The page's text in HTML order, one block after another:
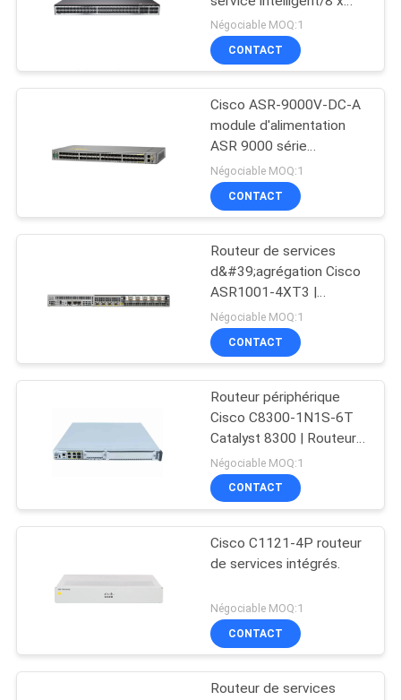
DU
SITE
POLITIQUE
CONFIDENTIALITÉ
Commutateur
d'Ethernet de Cisco
1583
Commutateurs de
réseau de Huawei
Points finaux de
vidéoconférence
100GE QSFP28
Négociable MOQ:1
CONTACT
Cisco ASR-9000V-DC-A
module d'alimentation
ASR 9000 série
alimentation en courant
continu
Négociable MOQ:1
CONTACT
Routeur de services
d&#39;agrégation Cisco
ASR1001-4XT3 |
Routeur de périphérie
d&#39;entreprise 4 x
10GE SFP+
Négociable MOQ:1
CONTACT
Routeur périphérique
Cisco C8300-1N1S-6T
Catalyst 8300 | Routeur
SD-WAN
d&#39;entreprise
Négociable MOQ:1
CONTACT
Cisco C1121-4P routeur
de services intégrés.
Négociable MOQ:1
CONTACT
Routeur de services